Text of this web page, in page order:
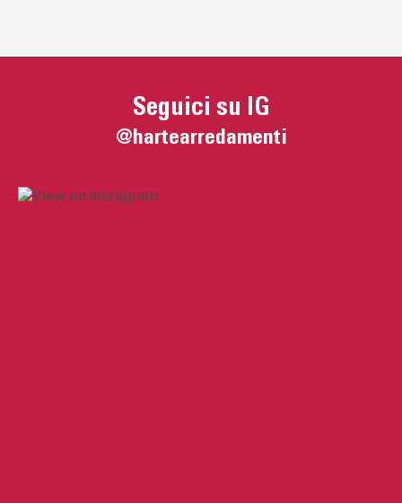
Seguici su IG
@hartearredamenti